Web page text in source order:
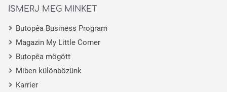
ISMERJ MEG MINKET
Butopêa Business Program
Magazin My Little Corner
Butopêa mögött
Miben különbözünk
Karrier